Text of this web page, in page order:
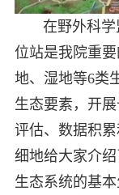
在野外科学
位站是我院重
地、湿地等6类
生态要素，开
评估、数据积
细地给大家介
生态系统的基